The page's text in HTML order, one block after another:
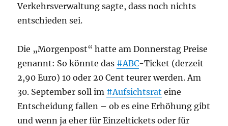
Verkehrsverwaltung sagte, dass noch nichts
entschieden sei.
Die „Morgenpost“ hatte am Donnerstag Preise
genannt: So könnte das #ABC-Ticket (derzeit
2,90 Euro) 10 oder 20 Cent teurer werden. Am
30. September soll im #Aufsichtsrat eine
Entscheidung fallen – ob es eine Erhöhung gibt
und wenn ja eher für Einzeltickets oder für